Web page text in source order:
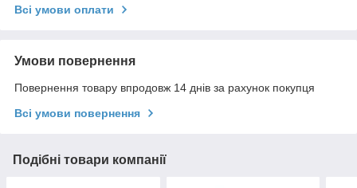
Всі умови оплати
Умови повернення
Повернення товару впродовж 14 днів за рахунок покупця
Всі умови повернення
Подібні товари компанії